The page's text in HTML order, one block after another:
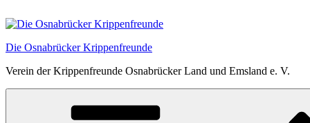
Inhalt
Die Osnabrücker Krippenfreunde
Verein der Krippenfreunde Osnabrücker Land und Emsland e. V.